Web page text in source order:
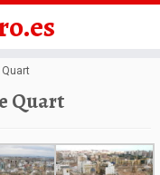
Quart